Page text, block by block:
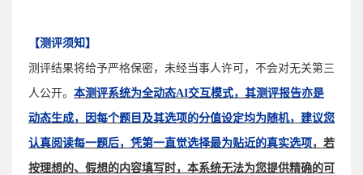
【测评须知】
测评结果将给予严格保密，未经当事人许可，不会对无关第三
人公开。 本测评系统为全动态AI交互模式，其测评报告亦是
动态生成，因每个题目及其选项的分值设定均为随机， 建议您
认真阅读每一题后，凭第一直觉选择最为贴近的真实选项，若
按理想的、假想的内容填写时，本系统无法为您提供精确的可